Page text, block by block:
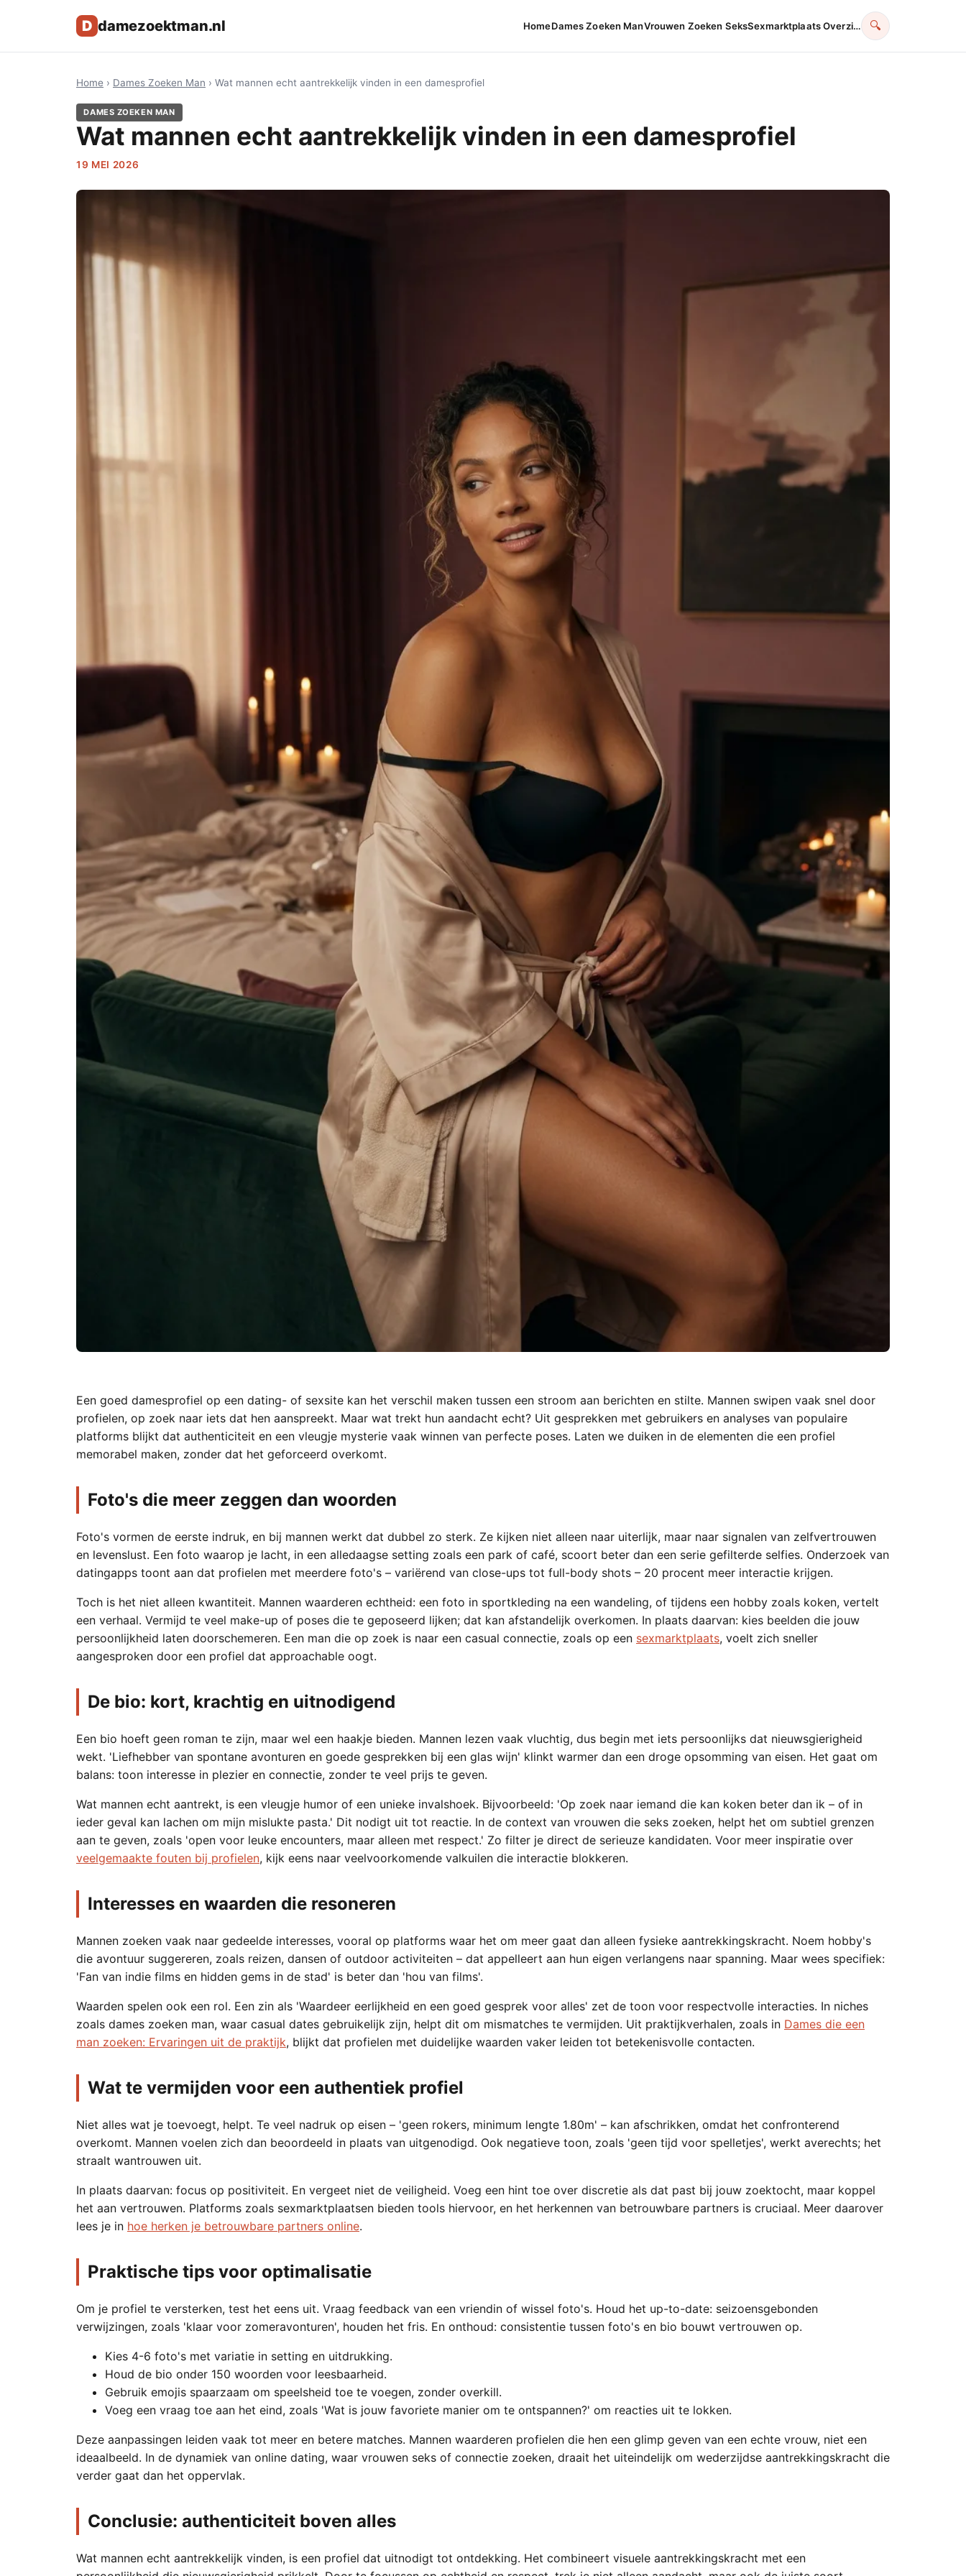
D damezoektman.nl HomeDames Zoeken ManVrouwen Zoeken SeksSexmarktplaats Overzi… 🔍
Home › Dames Zoeken Man › Wat mannen echt aantrekkelijk vinden in een damesprofiel
DAMES ZOEKEN MAN
Wat mannen echt aantrekkelijk vinden in een damesprofiel
19 MEI 2026
Een goed damesprofiel op een dating- of sexsite kan het verschil maken tussen een stroom aan berichten en stilte. Mannen swipen vaak snel door
profielen, op zoek naar iets dat hen aanspreekt. Maar wat trekt hun aandacht echt? Uit gesprekken met gebruikers en analyses van populaire
platforms blijkt dat authenticiteit en een vleugje mysterie vaak winnen van perfecte poses. Laten we duiken in de elementen die een profiel
memorabel maken, zonder dat het geforceerd overkomt.
Foto's die meer zeggen dan woorden
Foto's vormen de eerste indruk, en bij mannen werkt dat dubbel zo sterk. Ze kijken niet alleen naar uiterlijk, maar naar signalen van zelfvertrouwen
en levenslust. Een foto waarop je lacht, in een alledaagse setting zoals een park of café, scoort beter dan een serie gefilterde selfies. Onderzoek van
datingapps toont aan dat profielen met meerdere foto's – variërend van close-ups tot full-body shots – 20 procent meer interactie krijgen.
Toch is het niet alleen kwantiteit. Mannen waarderen echtheid: een foto in sportkleding na een wandeling, of tijdens een hobby zoals koken, vertelt
een verhaal. Vermijd te veel make-up of poses die te geposeerd lijken; dat kan afstandelijk overkomen. In plaats daarvan: kies beelden die jouw
persoonlijkheid laten doorschemeren. Een man die op zoek is naar een casual connectie, zoals op een sexmarktplaats, voelt zich sneller
aangesproken door een profiel dat approachable oogt.
De bio: kort, krachtig en uitnodigend
Een bio hoeft geen roman te zijn, maar wel een haakje bieden. Mannen lezen vaak vluchtig, dus begin met iets persoonlijks dat nieuwsgierigheid
wekt. 'Liefhebber van spontane avonturen en goede gesprekken bij een glas wijn' klinkt warmer dan een droge opsomming van eisen. Het gaat om
balans: toon interesse in plezier en connectie, zonder te veel prijs te geven.
Wat mannen echt aantrekt, is een vleugje humor of een unieke invalshoek. Bijvoorbeeld: 'Op zoek naar iemand die kan koken beter dan ik – of in
ieder geval kan lachen om mijn mislukte pasta.' Dit nodigt uit tot reactie. In de context van vrouwen die seks zoeken, helpt het om subtiel grenzen
aan te geven, zoals 'open voor leuke encounters, maar alleen met respect.' Zo filter je direct de serieuze kandidaten. Voor meer inspiratie over
veelgemaakte fouten bij profielen, kijk eens naar veelvoorkomende valkuilen die interactie blokkeren.
Interesses en waarden die resoneren
Mannen zoeken vaak naar gedeelde interesses, vooral op platforms waar het om meer gaat dan alleen fysieke aantrekkingskracht. Noem hobby's
die avontuur suggereren, zoals reizen, dansen of outdoor activiteiten – dat appelleert aan hun eigen verlangens naar spanning. Maar wees specifiek:
'Fan van indie films en hidden gems in de stad' is beter dan 'hou van films'.
Waarden spelen ook een rol. Een zin als 'Waardeer eerlijkheid en een goed gesprek voor alles' zet de toon voor respectvolle interacties. In niches
zoals dames zoeken man, waar casual dates gebruikelijk zijn, helpt dit om mismatches te vermijden. Uit praktijkverhalen, zoals in Dames die een
man zoeken: Ervaringen uit de praktijk, blijkt dat profielen met duidelijke waarden vaker leiden tot betekenisvolle contacten.
Wat te vermijden voor een authentiek profiel
Niet alles wat je toevoegt, helpt. Te veel nadruk op eisen – 'geen rokers, minimum lengte 1.80m' – kan afschrikken, omdat het confronterend
overkomt. Mannen voelen zich dan beoordeeld in plaats van uitgenodigd. Ook negatieve toon, zoals 'geen tijd voor spelletjes', werkt averechts; het
straalt wantrouwen uit.
In plaats daarvan: focus op positiviteit. En vergeet niet de veiligheid. Voeg een hint toe over discretie als dat past bij jouw zoektocht, maar koppel
het aan vertrouwen. Platforms zoals sexmarktplaatsen bieden tools hiervoor, en het herkennen van betrouwbare partners is cruciaal. Meer daarover
lees je in hoe herken je betrouwbare partners online.
Praktische tips voor optimalisatie
Om je profiel te versterken, test het eens uit. Vraag feedback van een vriendin of wissel foto's. Houd het up-to-date: seizoensgebonden
verwijzingen, zoals 'klaar voor zomeravonturen', houden het fris. En onthoud: consistentie tussen foto's en bio bouwt vertrouwen op.
Kies 4-6 foto's met variatie in setting en uitdrukking.
Houd de bio onder 150 woorden voor leesbaarheid.
Gebruik emojis spaarzaam om speelsheid toe te voegen, zonder overkill.
Voeg een vraag toe aan het eind, zoals 'Wat is jouw favoriete manier om te ontspannen?' om reacties uit te lokken.
Deze aanpassingen leiden vaak tot meer en betere matches. Mannen waarderen profielen die hen een glimp geven van een echte vrouw, niet een
ideaalbeeld. In de dynamiek van online dating, waar vrouwen seks of connectie zoeken, draait het uiteindelijk om wederzijdse aantrekkingskracht die
verder gaat dan het oppervlak.
Conclusie: authenticiteit boven alles
Wat mannen echt aantrekkelijk vinden, is een profiel dat uitnodigt tot ontdekking. Het combineert visuele aantrekkingskracht met een